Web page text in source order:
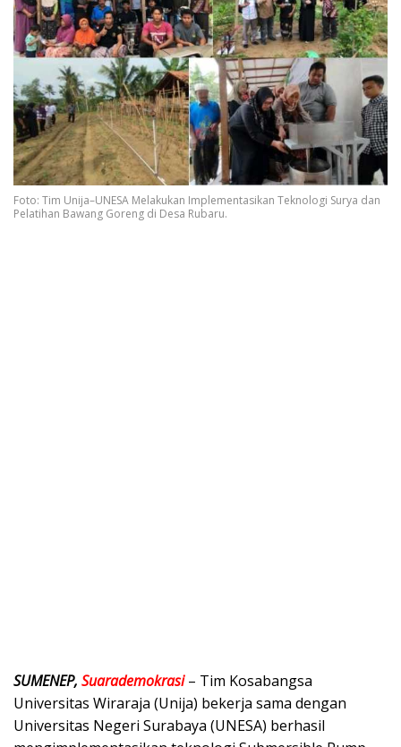
Foto: Tim Unija–UNESA Melakukan Implementasikan Teknologi Surya dan
Pelatihan Bawang Goreng di Desa Rubaru.
SUMENEP, Suarademokrasi– Tim Kosabangsa
Universitas Wiraraja (Unija) bekerja sama dengan
Universitas Negeri Surabaya (UNESA) berhasil